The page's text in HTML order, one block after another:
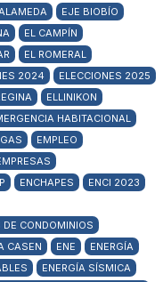
EJE BIOBÍO
EL CAMPÍN
EL ROMERAL
2024
ELECCIONES 2025
ELLINIKON
HABITACIONAL
EMPLEO
ENCHAPES
ENCI 2023
DE CONDOMINIOS
CASEN ENE
ENERGÍA
ENERGÍA SÍSMICA